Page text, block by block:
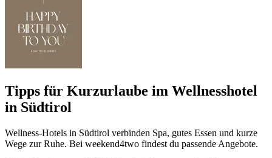
Tipps für Kurzurlaube im Wellnesshotel
in Südtirol
Wellness-Hotels in Südtirol verbinden Spa, gutes Essen und kurze
Wege zur Ruhe. Bei weekend4two findest du passende Angebote.